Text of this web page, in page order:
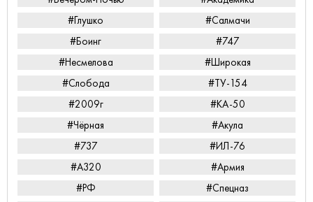
#Глушко
#Салмачи
#Боинг
#747
#Несмелова
#Широкая
#Слобода
#ТУ-154
#2009г
#КА-50
#Чёрная
#Акула
#737
#ИЛ-76
#А320
#Армия
#РФ
#Спецназ